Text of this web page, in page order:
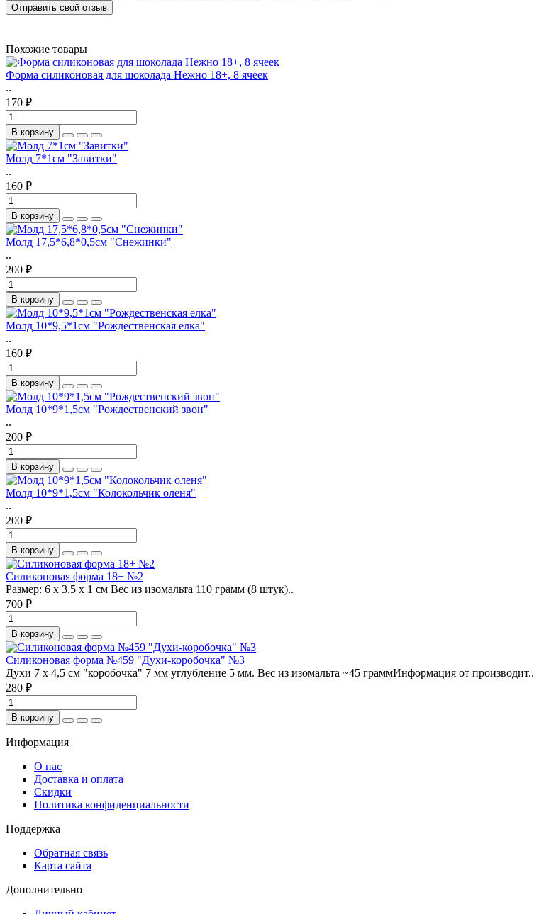
Отправить свой отзыв
Похожие товары
Форма силиконовая для шоколада Нежно 18+, 8 ячеек
..
170 ₽
В корзину
Молд 7*1см "Завитки"
..
160 ₽
В корзину
Молд 17,5*6,8*0,5см "Снежинки"
..
200 ₽
В корзину
Молд 10*9,5*1см "Рождественская елка"
..
160 ₽
В корзину
Молд 10*9*1,5см "Рождественский звон"
..
200 ₽
В корзину
Молд 10*9*1,5см "Колокольчик оленя"
..
200 ₽
В корзину
Силиконовая форма 18+ №2
Размер: 6 х 3,5 х 1 см Вес из изомальта 110 грамм (8 штук)..
700 ₽
В корзину
Силиконовая форма №459 "Духи-коробочка" №3
Духи 7 х 4,5 см "коробочка" 7 мм углубление 5 мм. Вес из изомальта ~45 граммИнформация от производит..
280 ₽
В корзину
Информация
О нас
Доставка и оплата
Скидки
Политика конфиденциальности
Поддержка
Обратная связь
Карта сайта
Дополнительно